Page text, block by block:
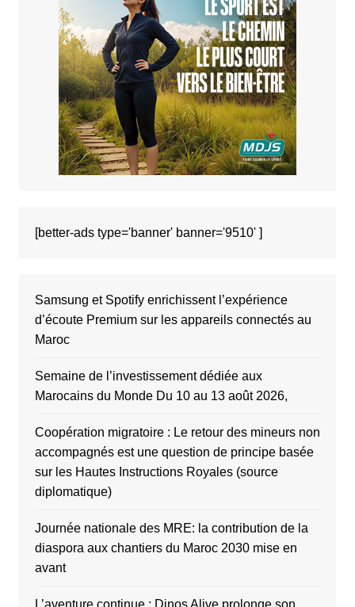
[better-ads type='banner' banner='9510' ]
Samsung et Spotify enrichissent l’expérience
d’écoute Premium sur les appareils connectés au
Maroc
Semaine de l’investissement dédiée aux
Marocains du Monde Du 10 au 13 août 2026,
Coopération migratoire : Le retour des mineurs non
accompagnés est une question de principe basée
sur les Hautes Instructions Royales (source
diplomatique)
Journée nationale des MRE: la contribution de la
diaspora aux chantiers du Maroc 2030 mise en
avant
L’aventure continue : Dinos Alive prolonge son